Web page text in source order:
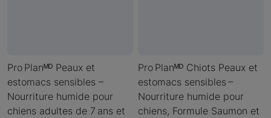
Pro Planᴹᴰ Peaux et
estomacs sensibles –
Nourriture humide pour
chiens adultes de 7 ans et
Pro Planᴹᴰ Chiots Peaux et
estomacs sensibles –
Nourriture humide pour
chiens, Formule Saumon et